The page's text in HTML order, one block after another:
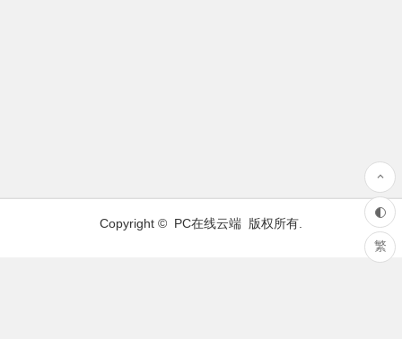
Copyright © PC在线云端 版权所有.
繁